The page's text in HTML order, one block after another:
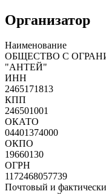
Организатор
Наименование
ОБЩЕСТВО С
"АНТЕЙ"
ИНН
2465171813
КПП
246501001
ОКАТО
04401374000
ОКПО
19660130
ОГРН
1172468057739
Почтовый и